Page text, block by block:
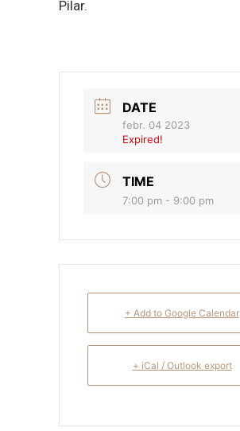
Pilar.
DATE
febr. 04 2023
Expired!
TIME
7:00 pm - 9:00 pm
+ Add to Google Calendar
+ iCal / Outlook export